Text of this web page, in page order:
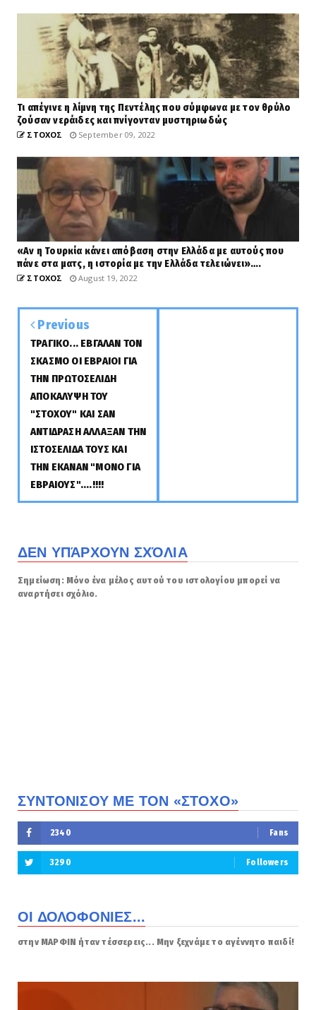
Τι απέγινε η λίμνη της Πεντέλης που σύμφωνα με τον θρύλο
ζούσαν νεράιδες και πνίγονταν μυστηριωδώς
ΣΤΟΧΟΣ September 09, 2022
«Αν η Τουρκία κάνει απόβαση στην Ελλάδα με αυτούς που
πάνε στα ματς, η ιστορία με την Ελλάδα τελειώνει»….
ΣΤΟΧΟΣ August 19, 2022
Previous
ΤΡΑΓΙΚΟ... ΕΒΓΑΛΑΝ ΤΟΝ
ΣΚΑΣΜΟ ΟΙ ΕΒΡΑΙΟΙ ΓΙΑ
ΤΗΝ ΠΡΩΤΟΣΕΛΙΔΗ
ΑΠΟΚΑΛΥΨΗ ΤΟΥ
"ΣΤΟΧΟΥ" ΚΑΙ ΣΑΝ
ΑΝΤΙΔΡΑΣΗ ΑΛΛΑΞΑΝ ΤΗΝ
ΙΣΤΟΣΕΛΙΔΑ ΤΟΥΣ ΚΑΙ
ΤΗΝ ΕΚΑΝΑΝ "ΜΟΝΟ ΓΙΑ
ΕΒΡΑΙΟΥΣ"....!!!!
ΔΕΝ ΥΠΆΡΧΟΥΝ ΣΧΌΛΙΑ
Σημείωση: Μόνο ένα μέλος αυτού του ιστολογίου μπορεί να
αναρτήσει σχόλιο.
ΣΥΝΤΟΝΙΣΟΥ ΜΕ ΤΟΝ «ΣΤΟΧΟ»
2340 Fans
3290 Followers
ΟΙ ΔΟΛΟΦΟΝΙΕΣ...
στην ΜΑΡΦΙΝ ήταν τέσσερεις... Μην ξεχνάμε το αγέννητο παιδί!